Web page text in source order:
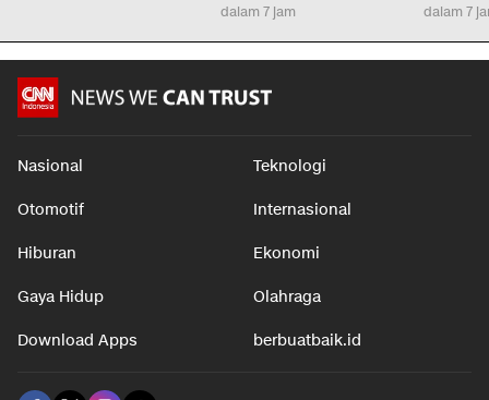
dalam 7 jam dalam 7
Nasional Teknologi
Otomotif Internasional
Hiburan Ekonomi
Gaya Hidup Olahraga
Download Apps berbuatbaik.id